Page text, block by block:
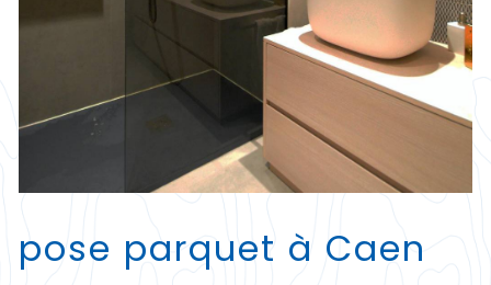
pose parquet à Caen